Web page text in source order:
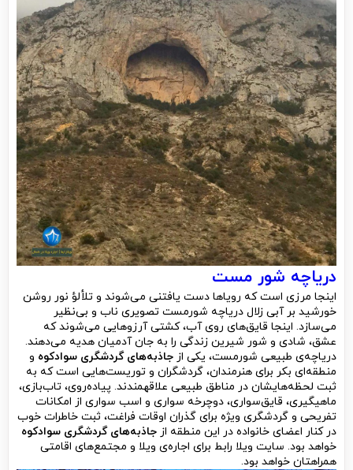
دریاچه شور مست
اینجا مرزی است که رویاها دست یافتنی می‌شوند و تلألؤ نور روشن
خورشید بر آبی زلال دریاچه شورمست تصویری ناب و بی‌نظیر
می‌سازد. اینجا قایق‌های روی آب، کشتی آرزوهایی می‌شوند که
عشق، شادی و شور شیرین زندگی را به جان آدمیان هدیه می‌دهند.
دریاچه‌ی طبیعی شورمست، یکی از جاذبه‌های گردشگری سوادکوه و
منطقه‌ای بکر برای هنرمندان، گردشگران و توریست‌هایی است که به
ثبت لحظه‌هایشان در مناطق طبیعی علاقه‎مندند. پیاده‌روی، تاب‌بازی،
ماهیگیری، قایق‌سواری، دوچرخه سواری و اسب سواری از امکانات
تفریحی و گردشگری ویژه برای گذران اوقات فراغت، ثبت خاطرات خوب
در کنار اعضای خانواده در این منطقه از جاذبه‌های گردشگری سوادکوه
خواهد بود. سایت ویلا رابط برای اجاره‌ی ویلا و مجتمع‌های اقامتی
همراهتان خواهد بود.